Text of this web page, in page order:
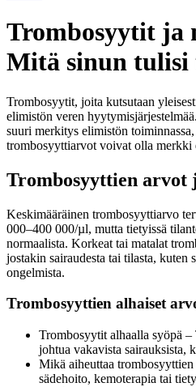
Trombosyytit ja
Mitä sinun tulisi
Trombosyytit, joita kutsutaan
elimistön veren
suuri merkitys elimistön
trombosyyttiarvot voivat olla merkki
Trombosyyttien arvot
Keskimääräinen trombosyyttiarvo
000–400 000/µl, mutta tietyissä
normaalista. Korkeat tai matalat
jostakin sairaudesta tai tilasta, kuten
ongelmista.
Trombosyyttien alhaiset
Trombosyytit alhaalla syöpä
johtua vakavista sairauksista,
Mikä aiheuttaa
sädehoito, kemoterapia tai